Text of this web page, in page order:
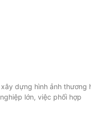
dựng hình ảnh thương
lớn, việc phối hợp